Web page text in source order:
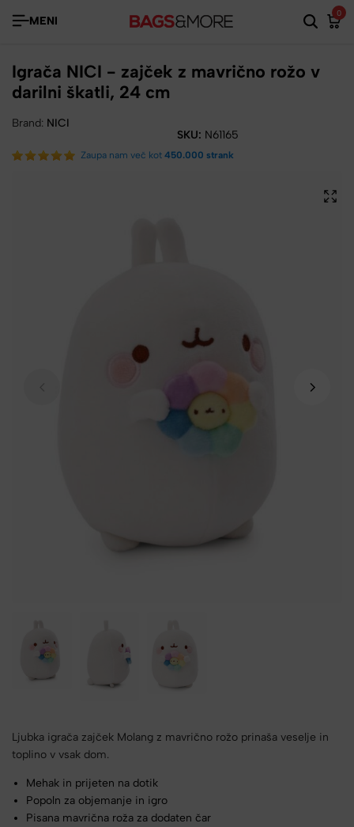
MENI
0
Igrača NICI - zajček z mavrično rožo v
darilni škatli, 24 cm
Brand: NICI
SKU: N61165
Zaupa nam več kot 450.000 strank
Ljubka igrača zajček Molang z mavrično rožo prinaša veselje in
toplino v vsak dom.
Mehak in prijeten na dotik
Popoln za objemanje in igro
Pisana mavrična roža za dodaten čar